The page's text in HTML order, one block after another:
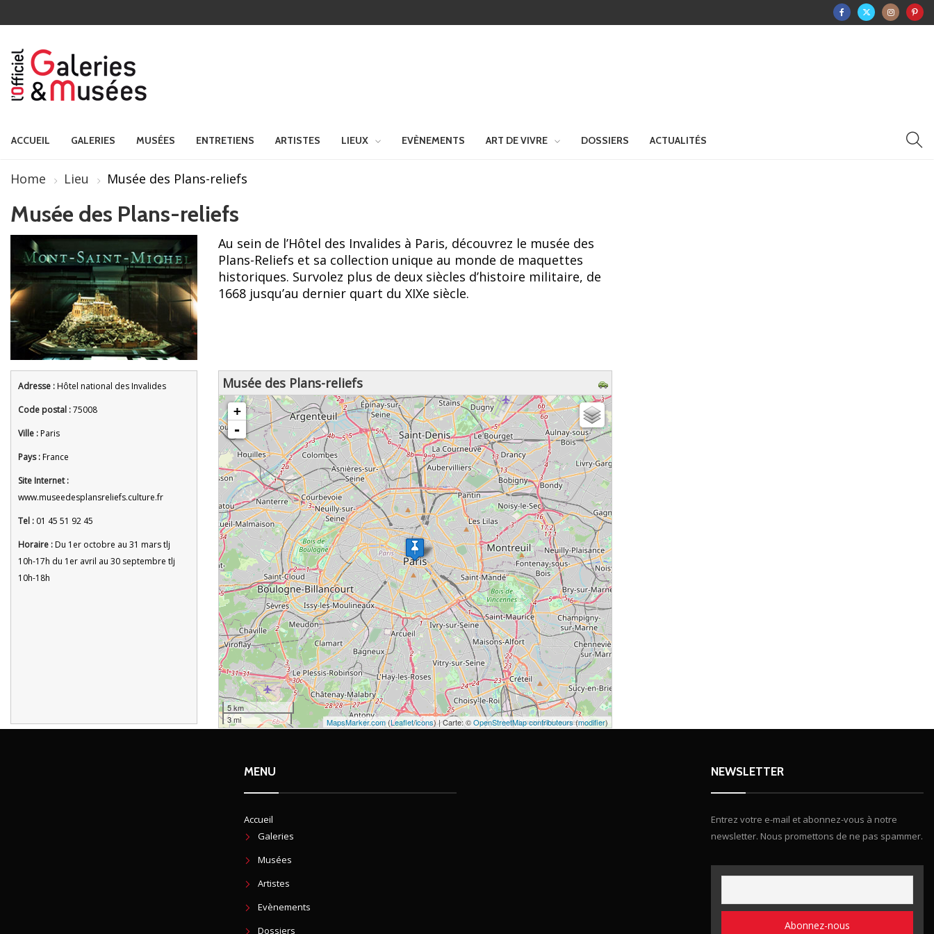
ACCUEIL GALERIES MUSÉES ENTRETIENS ARTISTES LIEUX EVÈNEMENTS ART DE VIVRE DOSSIERS ACTUALITÉS
Home Lieu Musée des Plans-reliefs
Musée des Plans-reliefs
Au sein de l’Hôtel des Invalides à Paris, découvrez le musée des
Plans-Reliefs et sa collection unique au monde de maquettes
historiques. Survolez plus de deux siècles d’histoire militaire, de
1668 jusqu’au dernier quart du XIXe siècle.
Adresse :Hôtel national des Invalides
Code postal :75008
Ville :Paris
Pays :France
Site Internet :
www.museedesplansreliefs.culture.fr
Tel : 01 45 51 92 45
Horaire :Du 1er octobre au 31 mars tlj
10h-17h du 1er avril au 30 septembre tlj
10h-18h
Musée des Plans-reliefs
chargement de la carte - veuillez patienter...
+
-
5 km
3 mi
MapsMarker.com(Leaflet/icons) | Carte: ©OpenStreetMap contributeurs(modifier)
MENU
Accueil
Galeries
Musées
Artistes
Evènements
Dossiers
NEWSLETTER
Entrez votre e-mail et abonnez-vous à notre
newsletter. Nous promettons de ne pas spammer.